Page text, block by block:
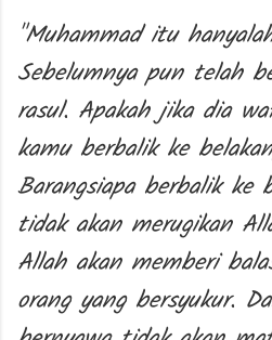
"Muhammad itu
Sebelumnya pun telah
rasul. Apakah jika dia
kamu berbalik ke
Barangsiapa berbalik ke
tidak akan merugikan
Allah akan memberi
orang yang bersyukur.